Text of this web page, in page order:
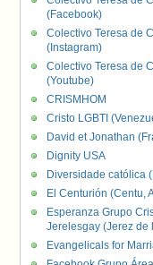
(Facebook)
Colectivo Teresa de
(Instagram)
Colectivo Teresa de
(Youtube)
CRISMHOM
Cristo LGBTI
David et Jonathan
Dignity USA
Diversidade católica
El Centurión (Centu,
Esperanza Grupo
Jerelesgay (Jerez de
Evangelicals for